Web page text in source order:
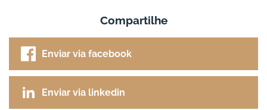
Compartilhe
Enviar via facebook
Enviar via linkedin